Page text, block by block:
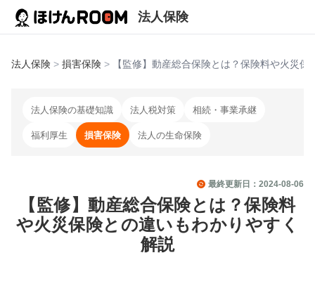
法人保険
法人保険 > 損害保険 > 【監修】動産総合保険とは？保険料や火災
法人保険の基礎知識 法人税対策 相続・事業承継
福利厚生 損害保険 法人の生命保険
最終更新日： 2024-08-06
【監修】動産総合保険とは？保険料
や火災保険との違いもわかりやすく
解説